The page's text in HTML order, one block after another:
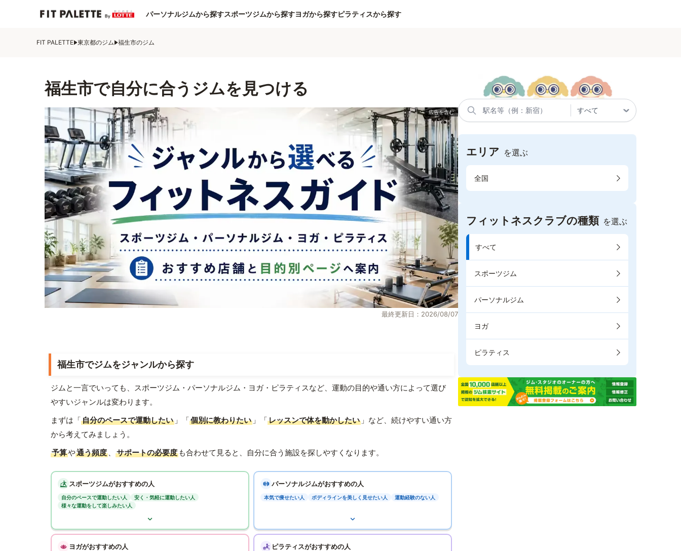
パーソナルジムから探すスポーツジムから探すヨガから探すピラティスから探す
FIT PALETTE 東京都のジム 福生市のジム
福生市で自分に合うジムを見つける
最終更新日：2026/08/07
福生市でジムをジャンルから探す
ジムと一言でいっても、スポーツジム・パーソナルジム・ヨガ・ピラティスなど、運動の目的や通い方によって選び
やすいジャンルは変わります。
まずは「自分のペースで運動したい 」「個別に教わりたい 」「レッスンで体を動かしたい 」など、続けやすい通い方
から考えてみましょう。
予算や通う頻度 、 サポートの必要度 も合わせて見ると、自分に合う施設を探しやすくなります。
スポーツジムがおすすめの人
自分のペースで運動したい人
安く・気軽に運動したい人
様々な運動をして楽しみたい人
パーソナルジムがおすすめの人
本気で痩せたい人 ボディラインを美しく見せたい人 運動経験のない人
ヨガがおすすめの人 ピラティスがおすすめの人
エリア を選ぶ
全国
フィットネスクラブの種類 を選ぶ
すべて
スポーツジム
パーソナルジム
ヨガ
ピラティス